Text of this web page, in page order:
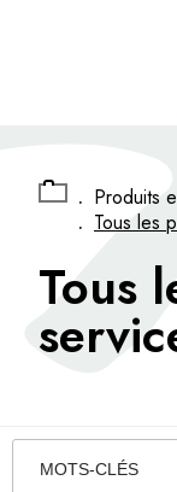
. Produits
. Tous les
Tous
MOTS-CLÉS